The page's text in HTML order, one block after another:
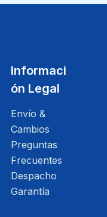
Informaci
ón Legal
Envío &
Cambios
Preguntas
Frecuentes
Despacho
Garantía